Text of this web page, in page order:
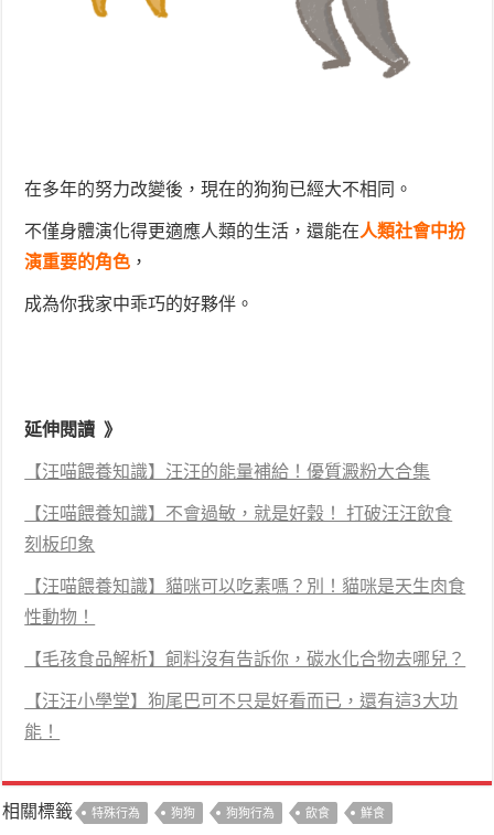
在多年的努力改變後，現在的狗狗已經大不相同。
不僅身體演化得更適應人類的生活，還能在人類社會中扮
演重要的角色 ，
成為你我家中乖巧的好夥伴。
延伸閱讀 》
【汪喵餵養知識】汪汪的能量補給！優質澱粉大合集
【汪喵餵養知識】不會過敏，就是好穀！ 打破汪汪飲食
刻板印象
【汪喵餵養知識】貓咪可以吃素嗎？別！貓咪是天生肉食
性動物！
【毛孩食品解析】飼料沒有告訴你，碳水化合物去哪兒？
【汪汪小學堂】狗尾巴可不只是好看而已，還有這3大功
能！
相關標籤 特殊行為 狗狗 狗狗行為 飲食 鮮食